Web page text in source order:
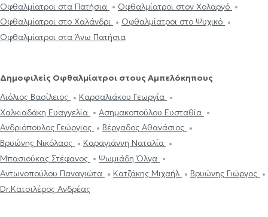
Οφθαλμίατροι στα Πατήσια
Οφθαλμίατροι στον Χολαργό
Οφθαλμίατροι στο Χαλάνδρι
Οφθαλμίατροι στο Ψυχικό
Οφθαλμίατροι στα Άνω Πατήσια
Δημοφιλείς Οφθαλμίατροι στους Αμπελόκηπους
Λιόλιος Βασίλειος
Καρσαλιάκου Γεωργία
Χαλκιαδάκη Ευαγγελία
Ασημακοπούλου Ευσταθία
Ανδριόπουλος Γεώργιος
Βέργαδος Αθανάσιος
Βρυώνης Νικόλαος
Καραγιάννη Ναταλία
Μπασιούκας Στέφανος
Ψωμιάδη Όλγα
Αντωνοπούλου Παναγιώτα
Κατζάκης Μιχαήλ
Βρυώνης Γιώργος
Dr.Κατσιλέρος Ανδρέας